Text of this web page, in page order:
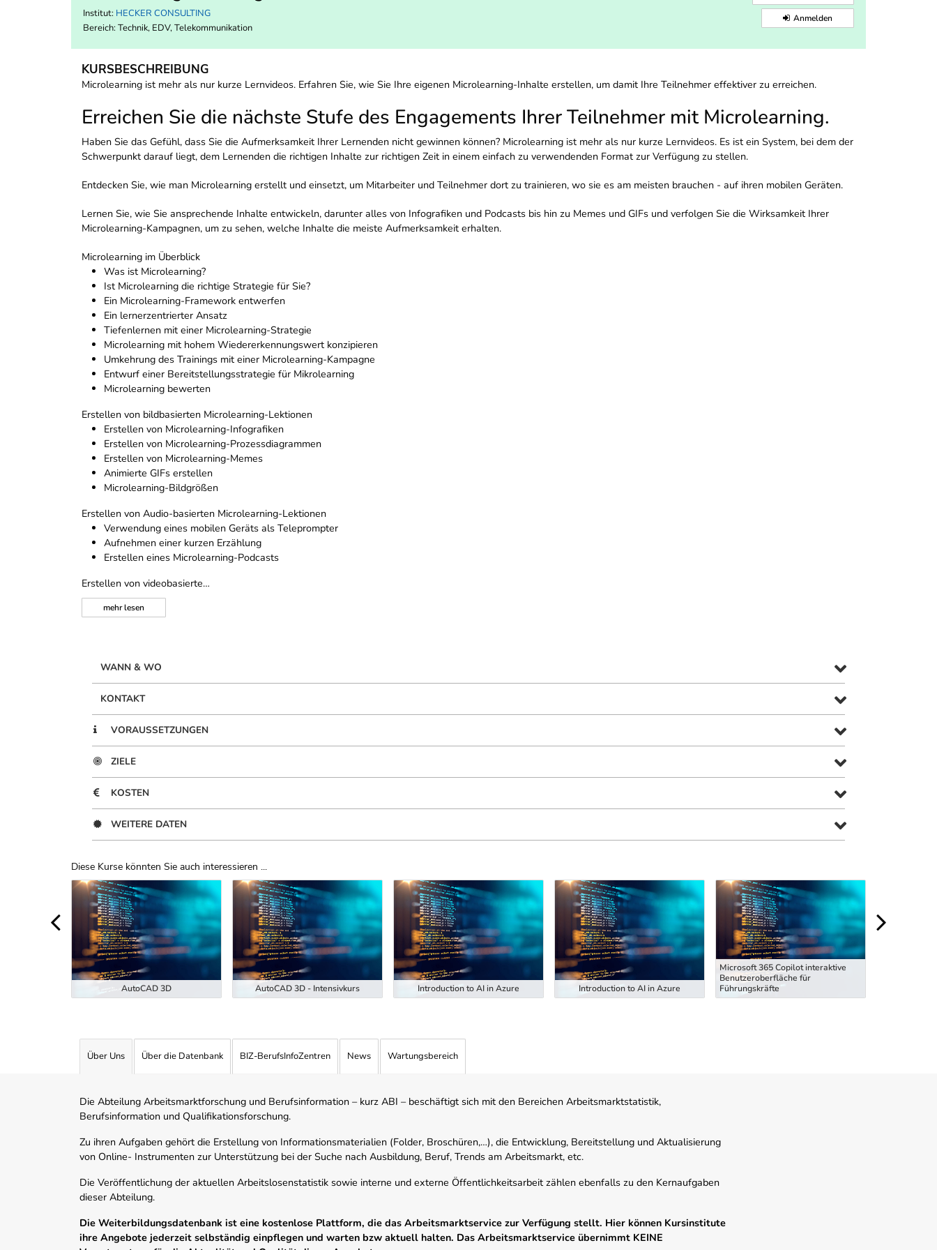
Institut: HECKER CONSULTING
Bereich: Technik, EDV, Telekommunikation
Anmelden
KURSBESCHREIBUNG
Microlearning ist mehr als nur kurze Lernvideos. Erfahren Sie, wie Sie Ihre eigenen Microlearning-Inhalte erstellen, um damit Ihre Teilnehmer effektiver zu erreichen.
Erreichen Sie die nächste Stufe des Engagements Ihrer Teilnehmer mit Microlearning.
Haben Sie das Gefühl, dass Sie die Aufmerksamkeit Ihrer Lernenden nicht gewinnen können? Microlearning ist mehr als nur kurze Lernvideos. Es ist ein System, bei dem der
Schwerpunkt darauf liegt, dem Lernenden die richtigen Inhalte zur richtigen Zeit in einem einfach zu verwendenden Format zur Verfügung zu stellen.
Entdecken Sie, wie man Microlearning erstellt und einsetzt, um Mitarbeiter und Teilnehmer dort zu trainieren, wo sie es am meisten brauchen - auf ihren mobilen Geräten.
Lernen Sie, wie Sie ansprechende Inhalte entwickeln, darunter alles von Infografiken und Podcasts bis hin zu Memes und GIFs und verfolgen Sie die Wirksamkeit Ihrer
Microlearning-Kampagnen, um zu sehen, welche Inhalte die meiste Aufmerksamkeit erhalten.
Microlearning im Überblick
Was ist Microlearning?
Ist Microlearning die richtige Strategie für Sie?
Ein Microlearning-Framework entwerfen
Ein lernerzentrierter Ansatz
Tiefenlernen mit einer Microlearning-Strategie
Microlearning mit hohem Wiedererkennungswert konzipieren
Umkehrung des Trainings mit einer Microlearning-Kampagne
Entwurf einer Bereitstellungsstrategie für Mikrolearning
Microlearning bewerten
Erstellen von bildbasierten Microlearning-Lektionen
Erstellen von Microlearning-Infografiken
Erstellen von Microlearning-Prozessdiagrammen
Erstellen von Microlearning-Memes
Animierte GIFs erstellen
Microlearning-Bildgrößen
Erstellen von Audio-basierten Microlearning-Lektionen
Verwendung eines mobilen Geräts als Teleprompter
Aufnehmen einer kurzen Erzählung
Erstellen eines Microlearning-Podcasts
Erstellen von videobasierte…
mehrlesen
WANN & WO
KONTAKT
VORAUSSETZUNGEN
ZIELE
KOSTEN
WEITERE DATEN
Diese Kurse könnten Sie auch interessieren ...
Uber Weiterbildungsvorschläge
AutoCAD 3D AutoCAD 3D - Intensivkurs Introduction to AI in Azure Introduction to AI in Azure
Microsoft 365 Copilot interaktive
Benutzeroberfläche für
Führungskräfte
Über Uns Über die Datenbank BIZ-BerufsInfoZentren News Wartungsbereich
Die Abteilung Arbeitsmarktforschung und Berufsinformation – kurz ABI – beschäftigt sich mit den Bereichen Arbeitsmarktstatistik,
Berufsinformation und Qualifikationsforschung.
Zu ihren Aufgaben gehört die Erstellung von Informationsmaterialien (Folder, Broschüren,…), die Entwicklung, Bereitstellung und Aktualisierung
von Online- Instrumenten zur Unterstützung bei der Suche nach Ausbildung, Beruf, Trends am Arbeitsmarkt, etc.
Die Veröffentlichung der aktuellen Arbeitslosenstatistik sowie interne und externe Öffentlichkeitsarbeit zählen ebenfalls zu den Kernaufgaben
dieser Abteilung.
Die Weiterbildungsdatenbank ist eine kostenlose Plattform, die das Arbeitsmarktservice zur Verfügung stellt. Hier können Kursinstitute
ihre Angebote jederzeit selbständig einpflegen und warten bzw aktuell halten. Das Arbeitsmarktservice übernimmt KEINE